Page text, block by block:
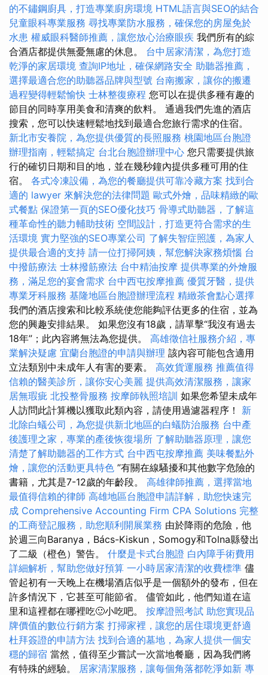
的不鏽鋼廚具，打造專業廚房環境 HTML語言與SEO的結合
兒童眼科專業服務 尋找專業防水服務，確保您的房屋免於
水患 權威眼科醫師推薦，讓您放心治療眼疾 我們所有的綜
合酒店都提供無憂無慮的休息。 台中居家清潔，為您打造
乾淨的家居環境 查詢IP地址，確保網路安全 助聽器推薦，
選擇最適合您的助聽器品牌與型號 台南搬家，讓你的搬遷
過程變得輕鬆愉快 士林整復療程 您可以在提供多種有趣的
節目的同時享用美食和清爽的飲料。 通過我們先進的酒店
搜索，您可以快速輕鬆地找到最適合您旅行需求的住宿。
新北市安養院，為您提供優質的長照服務 桃園地區台胞證
辦理指南，輕鬆搞定 台北台胞證辦理中心 您只需要提供旅
行的確切日期和目的地，並在幾秒鐘內提供多種可用的住
宿。 各式冷凍設備，為您的餐廳提供可靠冷藏方案 找到合
適的 lawyer 來解決您的法律問題 歐式外燴，品味精緻的歐
式餐點 保證第一頁的SEO優化技巧 骨導式助聽器，了解這
種革命性的聽力輔助技術 空間設計，打造更符合需求的生
活環境 實力堅強的SEO專業公司 了解失智症照護，為家人
提供最合適的支持 請一位打掃阿姨，幫您解決家務煩惱 台
中撥筋療法 士林撥筋療法 台中精油按摩 提供專業的外燴服
務，滿足您的宴會需求 台中西屯按摩推薦 優質牙醫，提供
專業牙科服務 基隆地區台胞證辦理流程 精緻茶會點心選擇
我們的酒店搜索和比較系統使您能夠評估更多的住宿，並為
您的興趣安排結果。 如果您沒有18歲，請單擊“我沒有過去
18年”；此內容將無法為您提供。 高雄徵信社服務介紹，專
業解決疑慮 宜蘭台胞證的申請與辦理 該內容可能包含適用
立法類別中未成年人有害的要素。 高效貨運服務 推薦值得
信賴的醫美診所，讓你安心美麗 提供高效清潔服務，讓家
居無瑕疵 北投整骨服務 按摩師執照培訓 如果您希望未成年
人訪問此計算機以獲取此類內容，請使用過濾器程序！ 新
北除白蟻公司，為您提供新北地區的白蟻防治服務 台中產
後護理之家，專業的產後恢復場所 了解助聽器原理，讓您
清楚了解助聽器的工作方式 台中西屯按摩推薦 美味餐點外
燴，讓您的活動更具特色 ”有關在線騷擾和其他數字危險的
書籍，尤其是7-12歲的年齡段。 高雄律師推薦，選擇當地
最值得信賴的律師 高雄地區台胞證申請詳解，助您快速完
成 Comprehensive Accounting Firm CPA Solutions 完整
的工商登記服務，助您順利開展業務 由於降雨的危險，他
於週三向Baranya，Bács-Kiskun，Somogy和Tolna縣發出
了二級（橙色）警告。 什麼是卡式台胞證 白內障手術費用
詳細解析，幫助您做好預算 一小時居家清潔的收費標準 儘
管起初有一天晚上在機場酒店似乎是一個額外的發布，但在
許多情況下，它甚至可能節省。 儘管如此，他們知道在這
里和這裡都在哪裡吃🙂小吃吧。 按摩證照考試 助您實現品
牌價值的數位行銷方案 打掃家裡，讓您的居住環境更舒適
杜拜簽證的申請方法 找到合適的墓地，為家人提供一個安
穩的歸宿 當然，值得至少嘗試一次當地餐廳，因為我們將
有特殊的經驗。 居家清潔服務，讓每個角落都乾淨如新 專